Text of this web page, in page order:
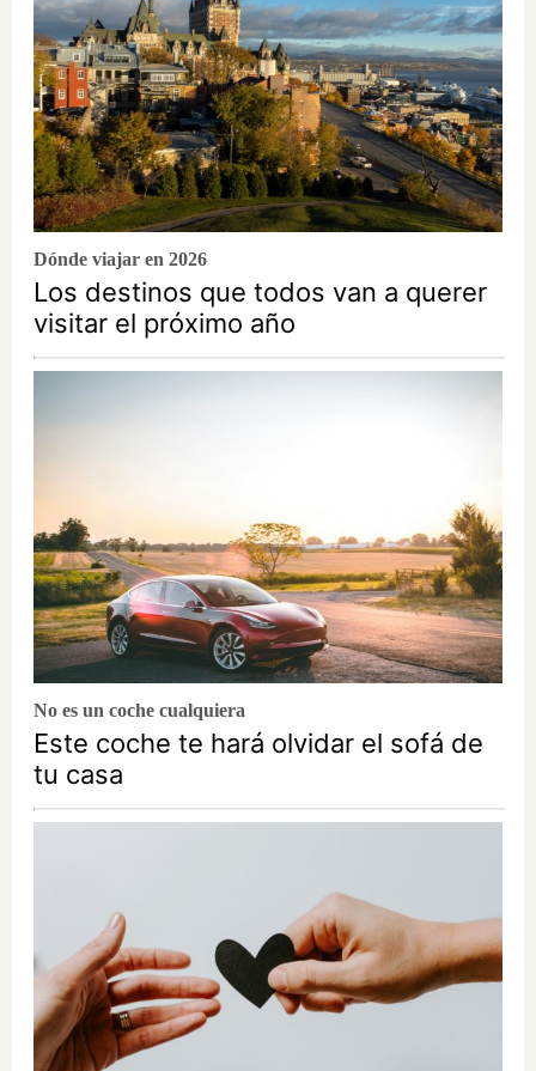
Dónde viajar en 2026
Los destinos que todos van a querer
visitar el próximo año
No es un coche cualquiera
Este coche te hará olvidar el sofá de
tu casa